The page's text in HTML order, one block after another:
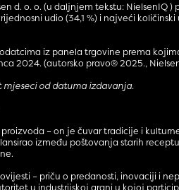
d. o. o. (u daljnjem tekstu:
udio (34,1 %) i najveći
iz panela trgovine prema
2024. (autorsko pravo® 2025.,
mjeseci od datuma izdavanja.
– on je čuvar tradicije i
između poštovanja starih
– priču o predanosti, inovaciji i
u industrijskoj grani u kojoj